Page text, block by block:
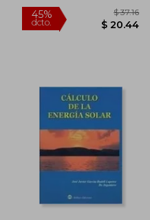
45%